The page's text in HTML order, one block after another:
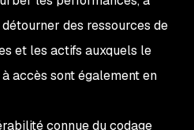
des ressources de
et les actifs auxquels le
accès sont également en
connue du codage